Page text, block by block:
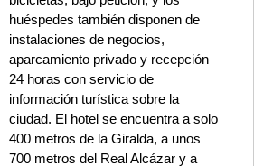
huéspedes también disponen de
instalaciones de negocios,
aparcamiento privado y recepción
24 horas con servicio de
información turística sobre la
ciudad. El hotel se encuentra a solo
400 metros de la Giralda, a unos
700 metros del Real Alcázar y a